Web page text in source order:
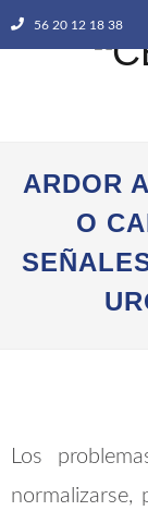
56 20 12 18 38
ARDOR
O
Los
normalizarse,